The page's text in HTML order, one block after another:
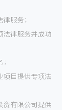
服务；
法律服务并成功
项目提供专项法
资有限公司提供